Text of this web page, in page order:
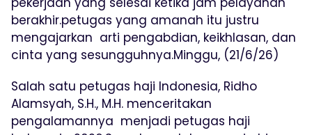
berakhir.petugas yang amanah itu justru
mengajarkan arti pengabdian, keikhlasan, dan
cinta yang sesungguhnya.Minggu, (21/6/26)
Salah satu petugas haji Indonesia, Ridho
Alamsyah, S.H., M.H. menceritakan
pengalamannya menjadi petugas haji